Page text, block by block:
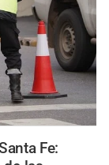
Fe: